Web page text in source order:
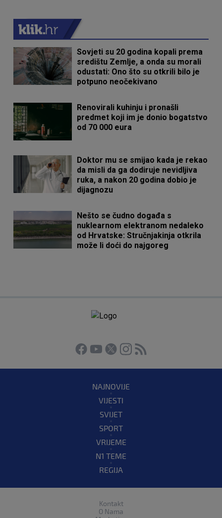
Sovjeti su 20 godina kopali prema
središtu Zemlje, a onda su morali
odustati: Ono što su otkrili bilo je
potpuno neočekivano
Renovirali kuhinju i pronašli
predmet koji im je donio bogatstvo
od 70 000 eura
Doktor mu se smijao kada je rekao
da misli da ga dodiruje nevidljiva
ruka, a nakon 20 godina dobio je
dijagnozu
Nešto se čudno događa s
nuklearnom elektranom nedaleko
od Hrvatske: Stručnjakinja otkrila
može li doći do najgoreg
NAJNOVIJE
VIJESTI
SVIJET
SPORT
VRIJEME
N1 TEME
REGIJA
Kontakt
O Nama